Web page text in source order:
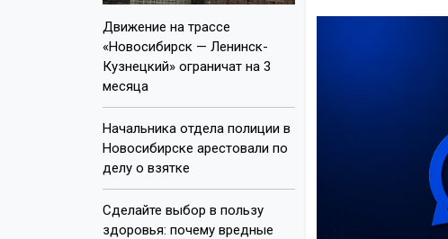
Движение на трассе
«Новосибирск — Ленинск-
Кузнецкий» ограничат на 3
месяца
Начальника отдела полиции в
Новосибирске арестовали по
делу о взятке
Сделайте выбор в пользу
здоровья: почему вредные